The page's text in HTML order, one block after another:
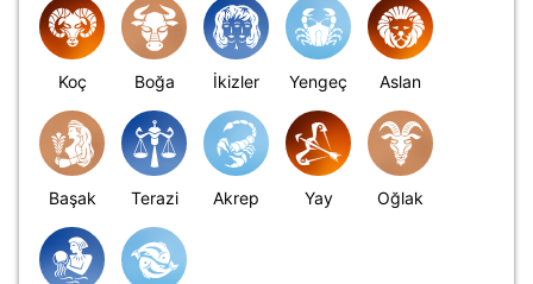
Koç Boğa İkizler Yengeç Aslan
Başak Terazi Akrep Yay Oğlak